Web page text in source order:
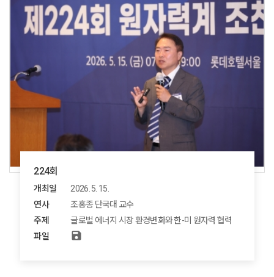
224회
개최일
2026. 5. 15.
연사
조홍종 단국대 교수
주제
글로벌 에너지 시장 환경변화와 한-미 원자력 협력
파일
save